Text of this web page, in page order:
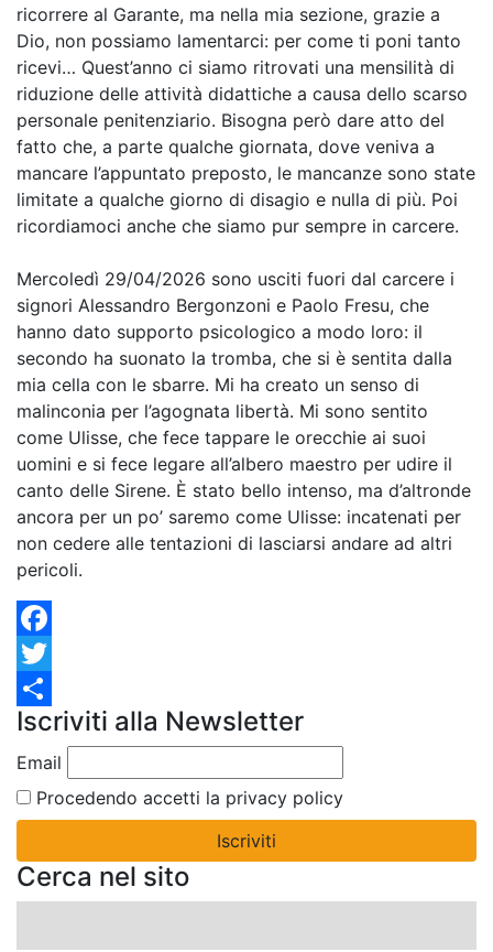
ricorrere al Garante, ma nella mia sezione, grazie a
Dio, non possiamo lamentarci: per come ti poni tanto
ricevi… Quest’anno ci siamo ritrovati una mensilità di
riduzione delle attività didattiche a causa dello scarso
personale penitenziario. Bisogna però dare atto del
fatto che, a parte qualche giornata, dove veniva a
mancare l’appuntato preposto, le mancanze sono state
limitate a qualche giorno di disagio e nulla di più. Poi
ricordiamoci anche che siamo pur sempre in carcere.
Mercoledì 29/04/2026 sono usciti fuori dal carcere i
signori Alessandro Bergonzoni e Paolo Fresu, che
hanno dato supporto psicologico a modo loro: il
secondo ha suonato la tromba, che si è sentita dalla
mia cella con le sbarre. Mi ha creato un senso di
malinconia per l’agognata libertà. Mi sono sentito
come Ulisse, che fece tappare le orecchie ai suoi
uomini e si fece legare all’albero maestro per udire il
canto delle Sirene. È stato bello intenso, ma d’altronde
ancora per un po’ saremo come Ulisse: incatenati per
non cedere alle tentazioni di lasciarsi andare ad altri
pericoli.
Facebook
Twitter
Condividi
Iscriviti alla Newsletter
Email
Procedendo accetti la privacy policy
Cerca nel sito